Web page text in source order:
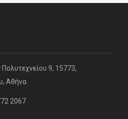
9, 15773,
2067